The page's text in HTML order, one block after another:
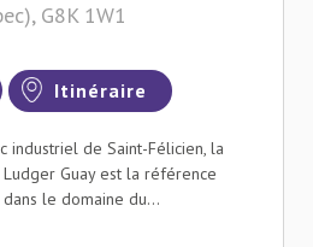
G8K 1W1
Itinéraire
industriel de Saint-Félicien, la
Guay est la référence
le domaine du...